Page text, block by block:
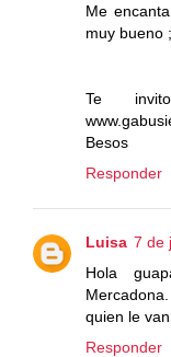
Me
muy bueno
Te
Besos
Responder
Luisa 7 de
Hola
quien le
Responder